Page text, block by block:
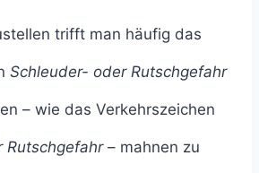
trifft man häufig das
Schleuder- oder Rutschgefahr
– wie das Verkehrszeichen
Rutschgefahr– mahnen zu